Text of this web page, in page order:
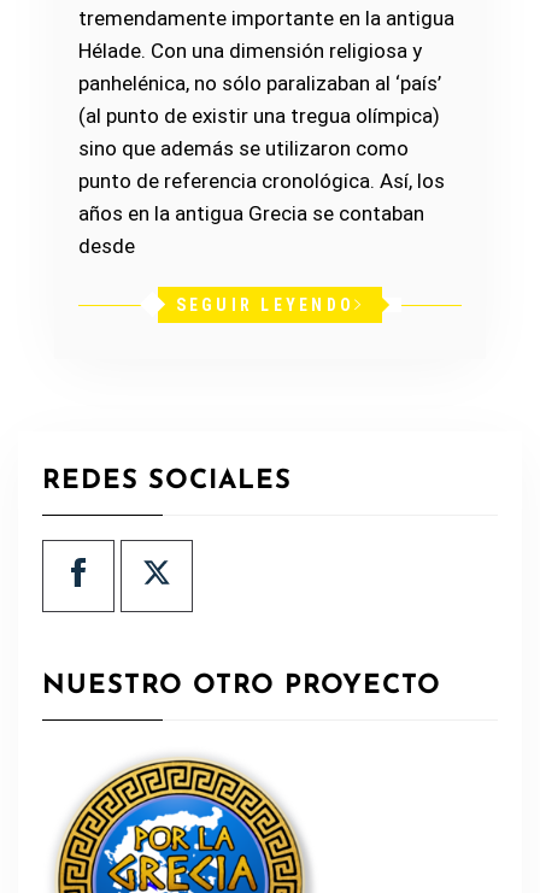
tremendamente importante en la antigua
Hélade. Con una dimensión religiosa y
panhelénica, no sólo paralizaban al ‘país’
(al punto de existir una tregua olímpica)
sino que además se utilizaron como
punto de referencia cronológica. Así, los
años en la antigua Grecia se contaban
desde
SEGUIR LEYENDO
REDES SOCIALES
NUESTRO OTRO PROYECTO